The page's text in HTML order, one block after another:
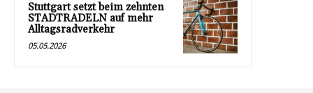
Stuttgart setzt beim zehnten
STADTRADELN auf mehr
Alltagsradverkehr
05.05.2026